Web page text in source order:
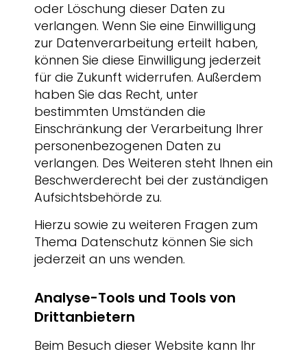
oder Löschung dieser Daten zu
verlangen. Wenn Sie eine Einwilligung
zur Datenverarbeitung erteilt haben,
können Sie diese Einwilligung jederzeit
für die Zukunft widerrufen. Außerdem
haben Sie das Recht, unter
bestimmten Umständen die
Einschränkung der Verarbeitung Ihrer
personenbezogenen Daten zu
verlangen. Des Weiteren steht Ihnen ein
Beschwerderecht bei der zuständigen
Aufsichtsbehörde zu.
Hierzu sowie zu weiteren Fragen zum
Thema Datenschutz können Sie sich
jederzeit an uns wenden.
Analyse-Tools und Tools von
Dritt­anbietern
Beim Besuch dieser Website kann Ihr